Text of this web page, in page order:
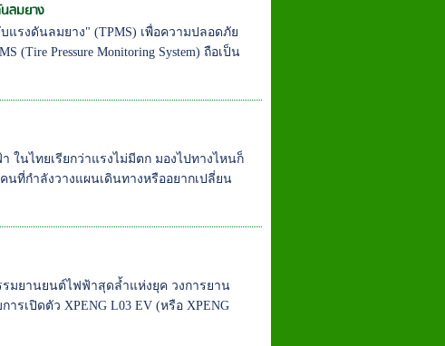
ลมยาง
แรงดันลมยาง" (TPMS) เพื่อความปลอดภัย
(Tire Pressure Monitoring System) ถือเป็น
ในไทยเรียกว่าแรงไม่มีตก มองไปทางไหนก็
ที่กำลังวางแผนเดินทางหรืออยากเปลี่ยน
รมยานยนต์ไฟฟ้าสุดล้ำแห่งยุค วงการยาน
รเปิดตัว XPENG L03 EV (หรือ XPENG